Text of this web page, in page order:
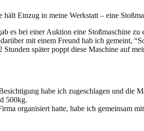
hält Einzug in meine Werkstatt – eine
es bei einer Auktion eine Stoßmaschine
mit einem Freund hab ich gemeint,
später poppt diese Maschine auf
habe ich zugeschlagen und die
500kg.
organisiert hatte, habe ich gemeinsam